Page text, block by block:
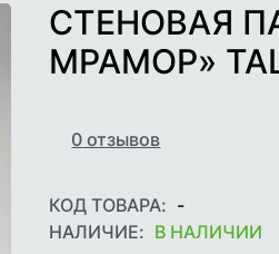
СТЕНОВАЯ
МРАМОР»
0 отзывов
КОД ТОВАРА: -
НАЛИЧИЕ: В НАЛИЧИИ